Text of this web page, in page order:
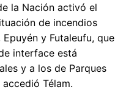
la Nación activó el
de incendios
y Futaleufu, que
interface está
y a los de Parques
Télam.